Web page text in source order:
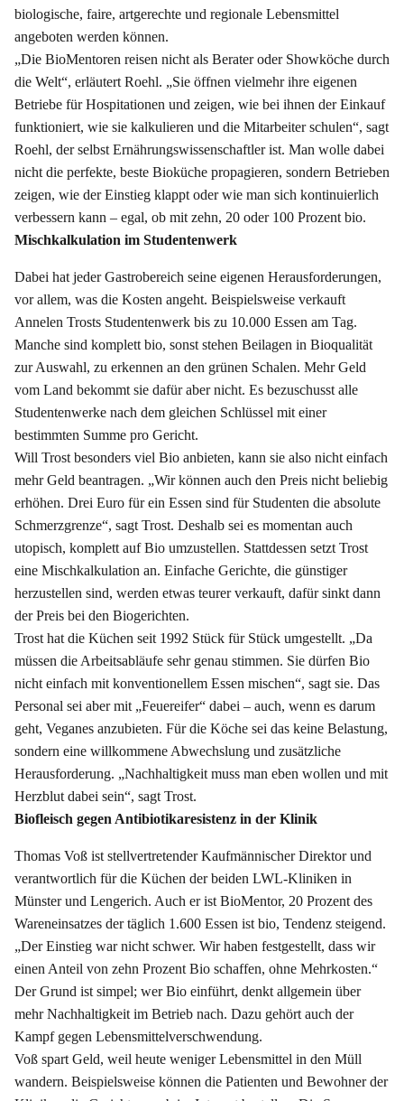
biologische, faire, artgerechte und regionale Lebensmittel
angeboten werden können.
„Die BioMentoren reisen nicht als Berater oder Showköche durch
die Welt“, erläutert Roehl. „Sie öffnen vielmehr ihre eigenen
Betriebe für Hospitationen und zeigen, wie bei ihnen der Einkauf
funktioniert, wie sie kalkulieren und die Mitarbeiter schulen“, sagt
Roehl, der selbst Ernährungswissenschaftler ist. Man wolle dabei
nicht die perfekte, beste Bioküche propagieren, sondern Betrieben
zeigen, wie der Einstieg klappt oder wie man sich kontinuierlich
verbessern kann – egal, ob mit zehn, 20 oder 100 Prozent bio.
Mischkalkulation im Studentenwerk
Dabei hat jeder Gastrobereich seine eigenen Herausforderungen,
vor allem, was die Kosten angeht. Beispielsweise verkauft
Annelen Trosts Studentenwerk bis zu 10.000 Essen am Tag.
Manche sind komplett bio, sonst stehen Beilagen in Bioqualität
zur Auswahl, zu erkennen an den grünen Schalen. Mehr Geld
vom Land bekommt sie dafür aber nicht. Es bezuschusst alle
Studentenwerke nach dem gleichen Schlüssel mit einer
bestimmten Summe pro Gericht.
Will Trost besonders viel Bio anbieten, kann sie also nicht einfach
mehr Geld beantragen. „Wir können auch den Preis nicht beliebig
erhöhen. Drei Euro für ein Essen sind für Studenten die absolute
Schmerzgrenze“, sagt Trost. Deshalb sei es momentan auch
utopisch, komplett auf Bio umzustellen. Stattdessen setzt Trost
eine Mischkalkulation an. Einfache Gerichte, die günstiger
herzustellen sind, werden etwas teurer verkauft, dafür sinkt dann
der Preis bei den Biogerichten.
Trost hat die Küchen seit 1992 Stück für Stück umgestellt. „Da
müssen die Arbeitsabläufe sehr genau stimmen. Sie dürfen Bio
nicht einfach mit konventionellem Essen mischen“, sagt sie. Das
Personal sei aber mit „Feuereifer“ dabei – auch, wenn es darum
geht, Veganes anzubieten. Für die Köche sei das keine Belastung,
sondern eine willkommene Abwechslung und zusätzliche
Herausforderung. „Nachhaltigkeit muss man eben wollen und mit
Herzblut dabei sein“, sagt Trost.
Biofleisch gegen Antibiotikaresistenz in der Klinik
Thomas Voß ist stellvertretender Kaufmännischer Direktor und
verantwortlich für die Küchen der beiden LWL-Kliniken in
Münster und Lengerich. Auch er ist BioMentor, 20 Prozent des
Wareneinsatzes der täglich 1.600 Essen ist bio, Tendenz steigend.
„Der Einstieg war nicht schwer. Wir haben festgestellt, dass wir
einen Anteil von zehn Prozent Bio schaffen, ohne Mehrkosten.“
Der Grund ist simpel; wer Bio einführt, denkt allgemein über
mehr Nachhaltigkeit im Betrieb nach. Dazu gehört auch der
Kampf gegen Lebensmittelverschwendung.
Voß spart Geld, weil heute weniger Lebensmittel in den Müll
wandern. Beispielsweise können die Patienten und Bewohner der